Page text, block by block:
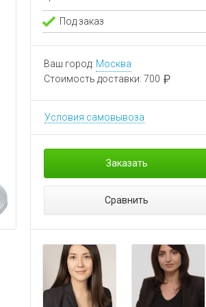
Под заказ
Ваш город: Москва
Стоимость доставки: 700
Условия самовывоза
Заказать
Сравнить